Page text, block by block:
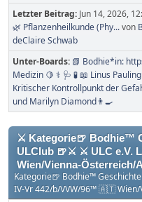
Letzter Beitrag: Jun 14, 2026,
🌿 Pflanzenheilkunde (Phy...von
deClaire Schwab
Unter-Boards 📗 Bodhie*in:
Medizin 🍋 ⚕ 🩺 🧪 📖 Linus
Kritischer Kontrollpunkt der
und Marilyn Diamond👨‍🍳
⚔ Kategorie🍺 Bodhie™
ULClub 🍺⚔ ⚔ ULC e.V.
Wien/Vienna-
Kategorie🍺 Bodhie™
IV-Vr 442/b/VVW/96™ 🇦🇹